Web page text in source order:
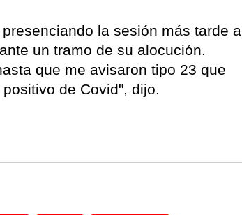
la sesión más tarde a
un tramo de su alocución.
que me avisaron tipo 23 que
de Covid", dijo.